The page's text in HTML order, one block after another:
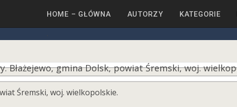
HOME – GŁÓWNA AUTORZY KATEGORIE
Śremski, woj. wielkopolskie.